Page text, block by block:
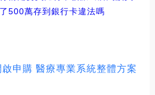
500萬存到銀行卡違法嗎
申購 醫療專業系統整體方案